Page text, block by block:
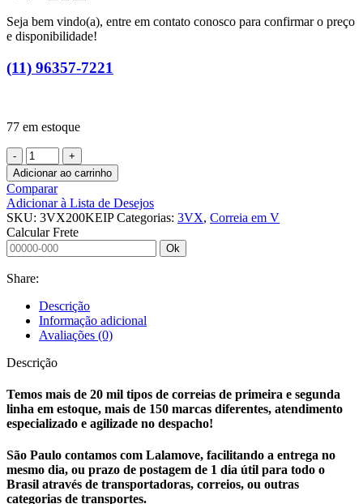
original
era:
atual
é:
Seja bem vindo(a), entre em contato conosco para confirmar o preço
e disponibilidade!
(11) 96357-7221
77 em estoque
CORREIA
EM
V
3VX200
KEIPER
quantidade
Adicionar ao carrinho
Comparar
Adicionar à Lista de Desejos
SKU: 3VX200KEIPCategorias: 3VX, Correia em V
Calcular Frete
Ok
Share:
Descrição
Informação adicional
Avaliações (0)
Descrição
Temos mais de 20 mil tipos de correias de primeira e segunda
linha em estoque, mais de 150 marcas diferentes, atendimento
especializado e agilizade no despacho!
São Paulo contamos com Lalamove, facilitando a entrega no
mesmo dia, ou prazo de postagem de 1 dia útil para todo o
Brasil através de transportadoras, correios, ou outras
categorias de transportes.